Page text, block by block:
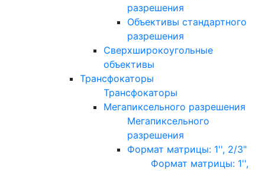
разрешения
Объективы стандартного
разрешения
Сверхширокоугольные
объективы
Трансфокаторы
Трансфокаторы
Мегапиксельного разрешения
Мегапиксельного
разрешения
Формат матрицы: 1'', 2/3"
Формат матрицы: 1'',